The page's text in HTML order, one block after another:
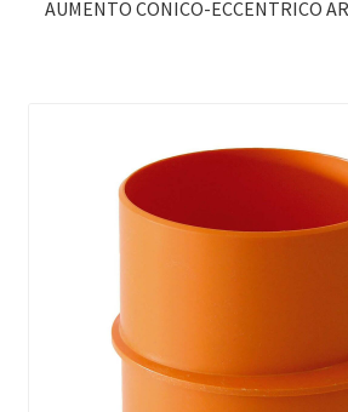
AUMENTO CONICO-ECCENTRICO